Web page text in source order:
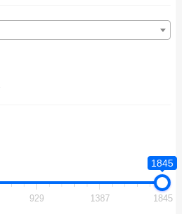
1845
929 1387 1845